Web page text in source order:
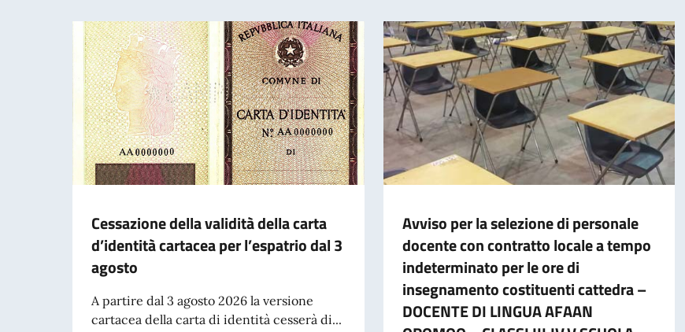
Cessazione della validità della carta
d’identità cartacea per l’espatrio dal 3
agosto
A partire dal 3 agosto 2026 la versione
cartacea della carta di identità cesserà di...
Avviso per la selezione di personale
docente con contratto locale a tempo
indeterminato per le ore di
insegnamento costituenti cattedra –
DOCENTE DI LINGUA AFAAN